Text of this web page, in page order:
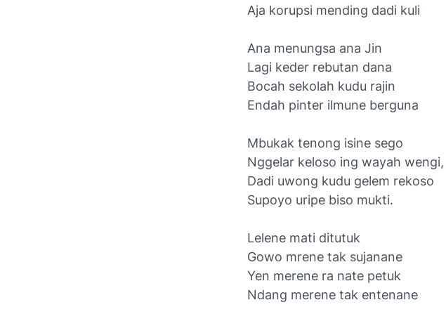
Aja korupsi mending dadi kuli
Ana menungsa ana Jin
Lagi keder rebutan dana
Bocah sekolah kudu rajin
Endah pinter ilmune berguna
Mbukak tenong isine sego
Nggelar keloso ing wayah wengi,
Dadi uwong kudu gelem rekoso
Supoyo uripe biso mukti.
Lelene mati ditutuk
Gowo mrene tak sujanane
Yen merene ra nate petuk
Ndang merene tak entenane